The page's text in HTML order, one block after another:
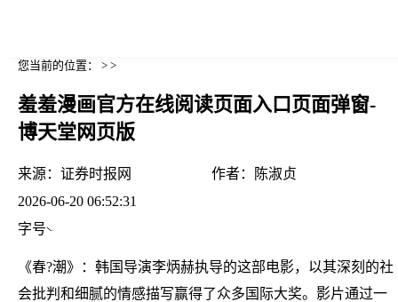
您当前的位置： > >
羞羞漫画官方在线阅读页面入口页面弹窗-
博天堂网页版
来源： 证券时报网 作者：
陈淑贞
2026-06-20 06:52:31
字号
《春?潮》：韩国导演李炳赫执导的这部电影，以其深刻的社
会批判和细腻的情感描写赢得了众多国际大奖。影片通过一